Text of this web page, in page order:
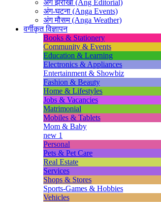
अंग झरोखा (Ang Editorial)
अंग-घटना (Anga Events)
अंग मौसम (Anga Weather)
वर्गीकृत विज्ञापन
Books & Stationery
Community & Events
Education & Learning
Electronics & Appliances
Entertainment & Showbiz
Fashion & Beauty
Home & Lifestyles
Jobs & Vacancies
Matrimonial
Mobiles & Tablets
Mom & Baby
new 1
Personal
Pets & Pet Care
Real Estate
Services
Shops & Stores
Sports-Games & Hobbies
Vehicles